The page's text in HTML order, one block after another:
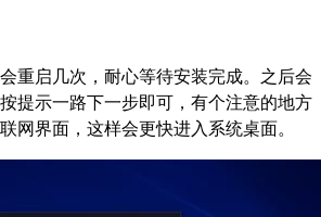
重启几次，耐心等待安装完成。之后会
提示一路下一步即可，有个注意的地方
网界面，这样会更快进入系统桌面。